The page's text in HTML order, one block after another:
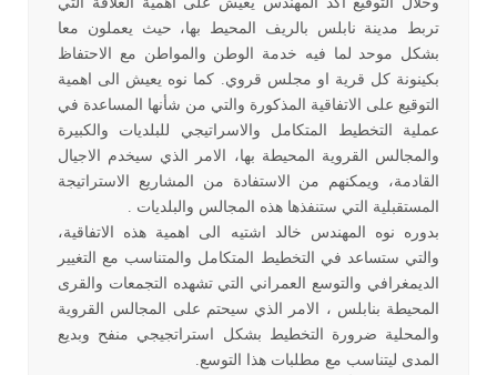
تربط مدينة نابلس بالريف المحيط بها، حيث يعملون معا
بشكل موحد لما فيه خدمة الوطن والمواطن مع الاحتفاظ
بكينونة كل قرية او مجلس قروي. كما نوه يعيش الى اهمية
التوقيع على الاتفاقية المذكورة والتي من شأنها المساعدة في
عملية التخطيط المتكامل والاسراتيجي للبلديات والكبيرة
والمجالس القروية المحيطة بها، الامر الذي سيخدم الاجيال
القادمة، ويمكنهم من الاستفادة من المشاريع الاستراتيجة
المستقبلية التي ستنفذها هذه المجالس والبلديات .
بدوره نوه المهندس خالد اشتيه الى اهمية هذه الاتفاقية،
والتي ستساعد في التخطيط المتكامل والمتناسب مع التغيير
الديمغرافي والتوسع العمراني التي تشهده التجمعات والقرى
المحيطة بنابلس ، الامر الذي سيحتم على المجالس القروية
والمحلية ضرورة التخطيط بشكل استراتجيجي منفح وبديع
المدى ليتناسب مع مطلبات هذا التوسع.